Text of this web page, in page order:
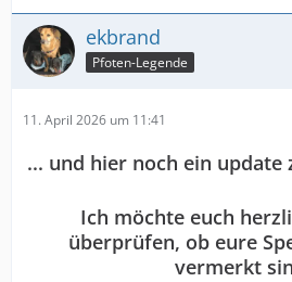
ekbrand
Pfoten-Legende
11. April 2026 um 11:41
... und hier noch ein update
Ich möchte euch
überprüfen, ob eure
vermerkt